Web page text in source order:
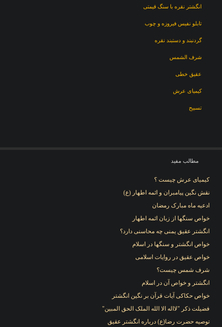
انگشتر نقره با سنگ قیمتی
تابلو نفیس فیروزه و چوب
گردنبند و دستبند نقره
شرف الشمس
عقیق خطی
کیمیای عرش
تسبیح
مطالب مفید
کیمیای عرش چیست ؟
نقش نگین پیامبران و ائمه اطهار (ع)
ادعیه ماه مبارک رمضان
خواص سنگها از زبان ائمه اطهار
انگشتر عقیق یمنی چه محاسنی دارد؟
خواص انگشتر و سنگها در اسلام
خواص عقیق در روایات اسلامی
شرف شمس چیست؟
انگشتر و خواص آن در اسلام
خواص حکاکی آیات قرآن بر نگین انگشتر
فضیلت ذکر "لااله الا الله الملک الحق المبین"
توصیه حضرت رضا(ع) درباره انگشتر عقیق